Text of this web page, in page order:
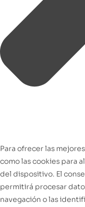
Para ofrecer las
como las cookies para
del dispositivo. El
permitirá procesar
navegación o las